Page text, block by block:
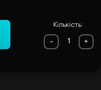
Кількість:
- +